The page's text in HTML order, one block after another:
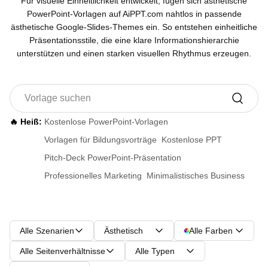
PowerPoint-Vorlagen auf AiPPT.com nahtlos in passende
ästhetische Google-Slides-Themes ein. So entstehen einheitliche
Präsentationsstile, die eine klare Informationshierarchie
unterstützen und einen starken visuellen Rhythmus erzeugen.
🔥 Heiß: Kostenlose PowerPoint-Vorlagen
Vorlagen für Bildungsvorträge
Kostenlose PPT
Pitch-Deck PowerPoint-Präsentation
Professionelles Marketing
Minimalistisches Business
Alle Szenarien Ästhetisch Alle Farben
Alle Seitenverhältnisse Alle Typen